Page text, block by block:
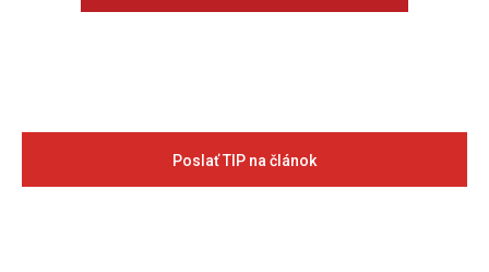
Poslať TIP na článok